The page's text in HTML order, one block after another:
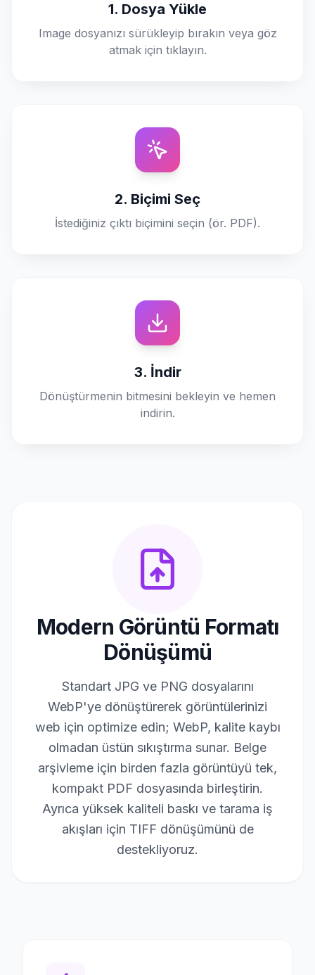
1. Dosya Yükle
Image dosyanızı sürükleyip bırakın veya göz
atmak için tıklayın.
2. Biçimi Seç
İstediğiniz çıktı biçimini seçin (ör. PDF).
3. İndir
Dönüştürmenin bitmesini bekleyin ve hemen
indirin.
Modern Görüntü Formatı
Dönüşümü
Standart JPG ve PNG dosyalarını
WebP'ye dönüştürerek görüntülerinizi
web için optimize edin; WebP, kalite kaybı
olmadan üstün sıkıştırma sunar. Belge
arşivleme için birden fazla görüntüyü tek,
kompakt PDF dosyasında birleştirin.
Ayrıca yüksek kaliteli baskı ve tarama iş
akışları için TIFF dönüşümünü de
destekliyoruz.